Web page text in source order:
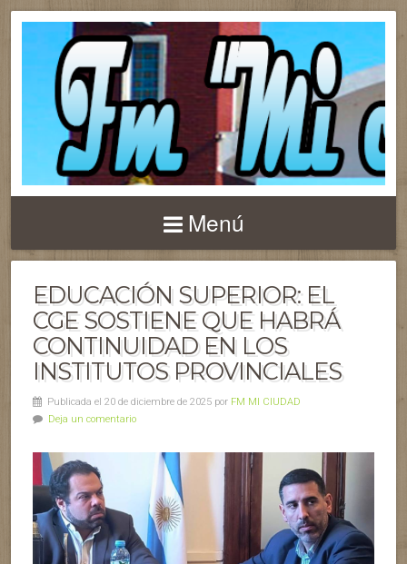
Menú
EDUCACIÓN SUPERIOR: EL
CGE SOSTIENE QUE HABRÁ
CONTINUIDAD EN LOS
INSTITUTOS PROVINCIALES
Publicada el 20 de diciembre de 2025 por FM MI CIUDAD
Deja un comentario